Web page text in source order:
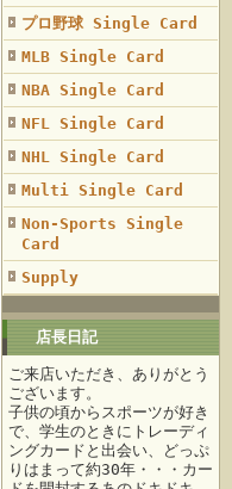
プロ野球 Single Card
MLB Single Card
NBA Single Card
NFL Single Card
NHL Single Card
Multi Single Card
Non-Sports Single
Card
Supply
店長日記
ご来店いただき、ありがとう
ございます。
子供の頃からスポーツが好き
で、学生のときにトレーディ
ングカードと出会い、どっぷ
りはまって約30年・・・カー